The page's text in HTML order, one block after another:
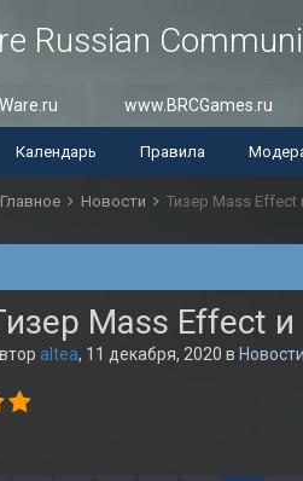
Russian
www.BRCGames.ru
Календарь Правила
Главное Новости Тизер Mass Effect
Mass Effect
altea, 11 декабря, 2020 в Новости